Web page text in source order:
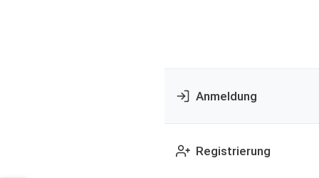
Anmeldung
Registrierung